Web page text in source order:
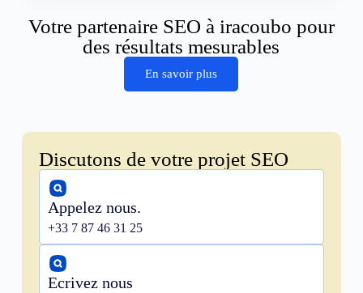
Votre partenaire SEO à iracoubo pour
des résultats mesurables
En savoir plus
Discutons de votre projet SEO
Appelez nous.
+33 7 87 46 31 25
Ecrivez nous